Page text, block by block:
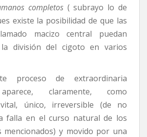
completos( subrayo lo de
existe la posibilidad de que las
macizo central puedan
división del cigoto en varios
proceso de extraordinaria
claramente, como
vital, único, irreversible (de no
falla en el curso natural de los
mencionados) y movido por una